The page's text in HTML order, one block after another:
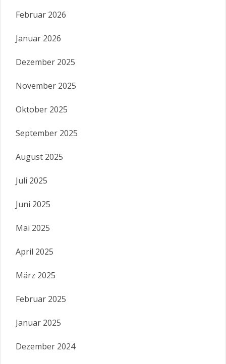
Februar 2026
Januar 2026
Dezember 2025
November 2025
Oktober 2025
September 2025
August 2025
Juli 2025
Juni 2025
Mai 2025
April 2025
März 2025
Februar 2025
Januar 2025
Dezember 2024